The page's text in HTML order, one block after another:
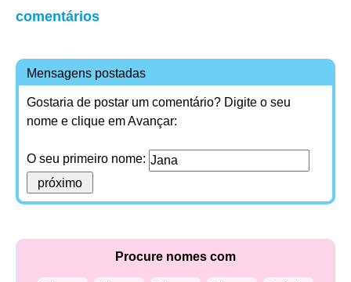
comentários
Mensagens postadas
Gostaria de postar um comentário? Digite o seu
nome e clique em Avançar:
O seu primeiro nome:
Procure nomes com